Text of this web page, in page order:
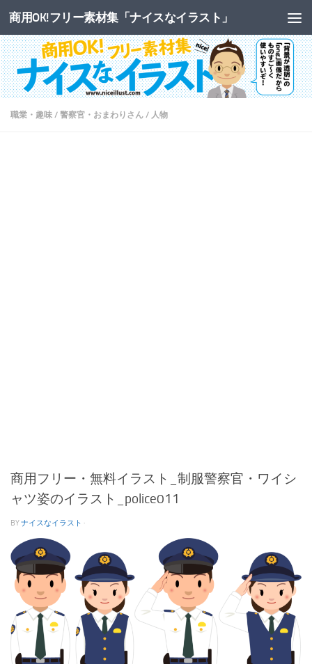
コンテンツへスキップ
商用OK!フリー素材集「ナイスなイラスト」
職業・趣味 / 警察官・おまわりさん / 人物
商用フリー・無料イラスト_制服警察官・ワイシ
ャツ姿のイラスト_police011
BYナイスなイラスト ·